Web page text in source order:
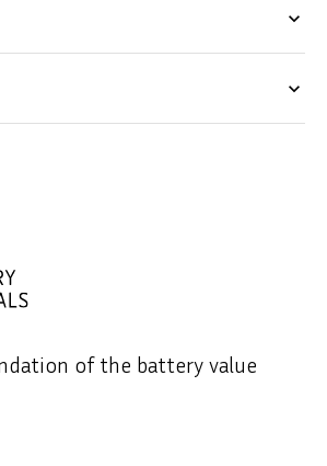
keyboard_arrow_down
keyboard_arrow_down
of the battery value